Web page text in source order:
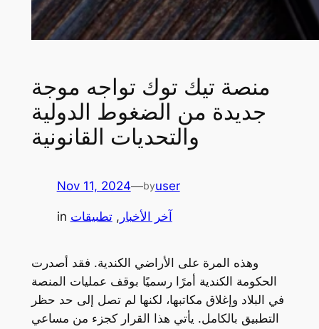
منصة تيك توك تواجه موجة
جديدة من الضغوط الدولية
والتحديات القانونية
Nov 11, 2024—byuser
in آخر الأخبار , تطبيقات
وهذه المرة على الأراضي الكندية. فقد أصدرت
الحكومة الكندية أمرًا رسميًا بوقف عمليات المنصة
في البلاد وإغلاق مكاتبها، لكنها لم تصل إلى حد حظر
التطبيق بالكامل. يأتي هذا القرار كجزء من مساعي